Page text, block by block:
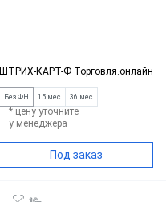
ШТРИХ-КАРТ-Ф Торговля.онлайн
Без ФН 15 мес 36 мес
* цену уточните
у менеджера
Под заказ